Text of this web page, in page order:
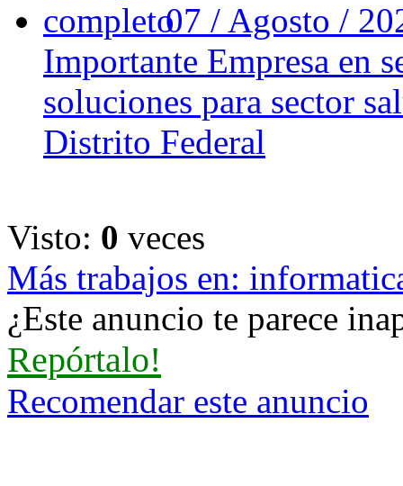
07 / Agosto /
Importante Empresa en
soluciones para sector
Distrito Federal
Visto: 0 veces
Más trabajos en:
¿Este anuncio te parece
Repórtalo!
Recomendar este anuncio